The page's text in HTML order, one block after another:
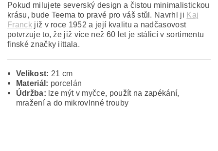
Pokud milujete severský design a čistou minimalistickou
krásu, bude Teema to pravé pro váš stůl. Navrhl ji Kaj
Franckjiž v roce 1952 a její kvalitu a nadčasovost
potvrzuje to, že již více než 60 let je stálicí v sortimentu
finské značky iittala.
Velikost: 21 cm
Materiál: porcelán
Údržba: lze mýt v myčce, použít na zapékání,
mražení a do mikrovlnné trouby